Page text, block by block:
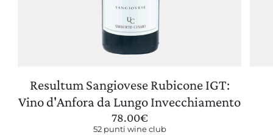
AGGIORNA PREFERENZE
Resultum Sangiovese Rubicone IGT:
Vino d'Anfora da Lungo Invecchiamento
78.00€
52 punti wine club